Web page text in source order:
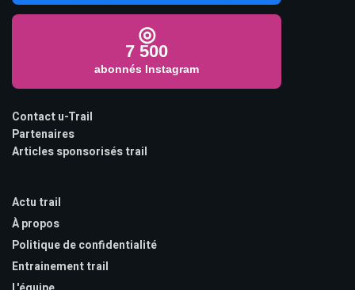
◎
7 500
abonnés Instagram
Contact u-Trail
Partenaires
Articles sponsorisés trail
Actu trail
À propos
Politique de confidentialité
Entrainement trail